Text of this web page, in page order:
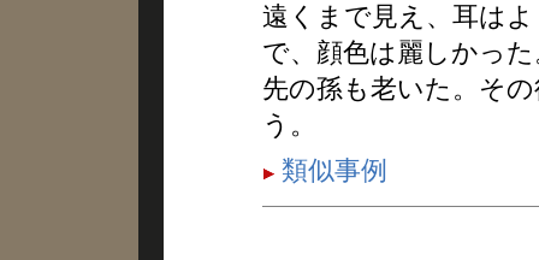
遠くまで見え、耳は
で、顔色は麗しかっ
先の孫も老いた。そ
う。
類似事例